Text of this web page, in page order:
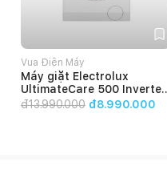
Vua Điện Máy
Máy giặt Electrolux
UltimateCare 500 Inverter
9 kg EWF9024P5WB
đ13.990.000 đ8.990.000